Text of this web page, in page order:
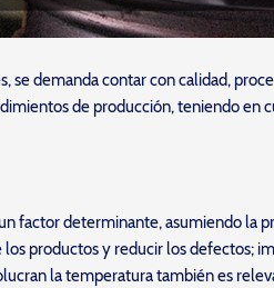
demanda contar con calidad,
de producción, teniendo en
factor determinante, asumiendo la
productos y reducir los defectos;
la temperatura también es